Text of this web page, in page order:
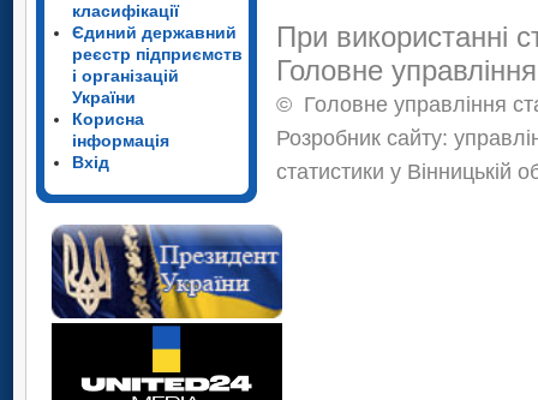
класифікації
Єдиний державний
реєстр підприємств
і організацій
України
Корисна
інформація
Вхід
При використанні
Головне
© Головне управління
Розробник сайту:
статистики у Вінницькій